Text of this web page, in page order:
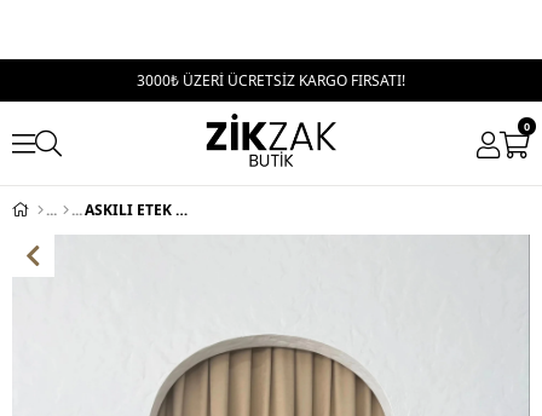
3000₺ ÜZERİ ÜCRETSİZ KARGO FIRSATI!
0
ASKILI ETEK GARNELİ ELBİSE SİYAH